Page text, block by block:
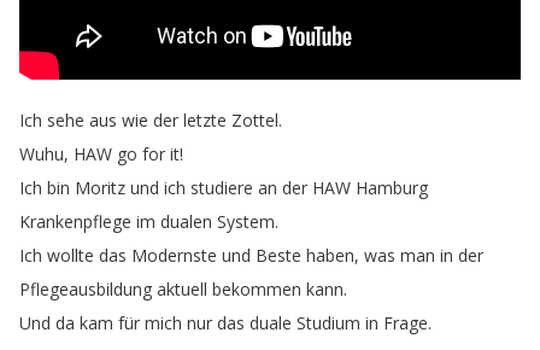
Ich sehe aus wie der letzte Zottel.
Wuhu, HAW go for it!
Ich bin Moritz und ich studiere an der HAW Hamburg
Krankenpflege im dualen System.
Ich wollte das Modernste und Beste haben, was man in der
Pflegeausbildung aktuell bekommen kann.
Und da kam für mich nur das duale Studium in Frage.